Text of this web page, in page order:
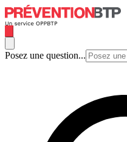
Posez une question...